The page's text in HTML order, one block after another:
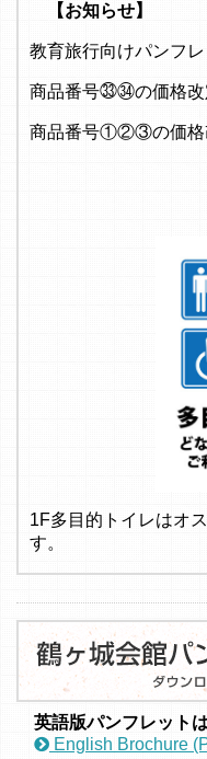
【お知らせ】
教育旅行向けパンフ
商品番号㉝㉞の価格
商品番号①②③の価格
1F多目的トイレはオ
す。
英語版パンフレット
English Brochure